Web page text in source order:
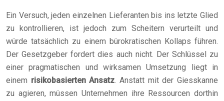
Ein Versuch, jeden einzelnen Lieferanten bis ins letzte Glied
zu kontrollieren, ist jedoch zum Scheitern verurteilt und
würde tatsächlich zu einem bürokratischen Kollaps führen.
Der Gesetzgeber fordert dies auch nicht. Der Schlüssel zu
einer pragmatischen und wirksamen Umsetzung liegt in
einem risikobasierten Ansatz. Anstatt mit der Giesskanne
zu agieren, müssen Unternehmen ihre Ressourcen dorthin